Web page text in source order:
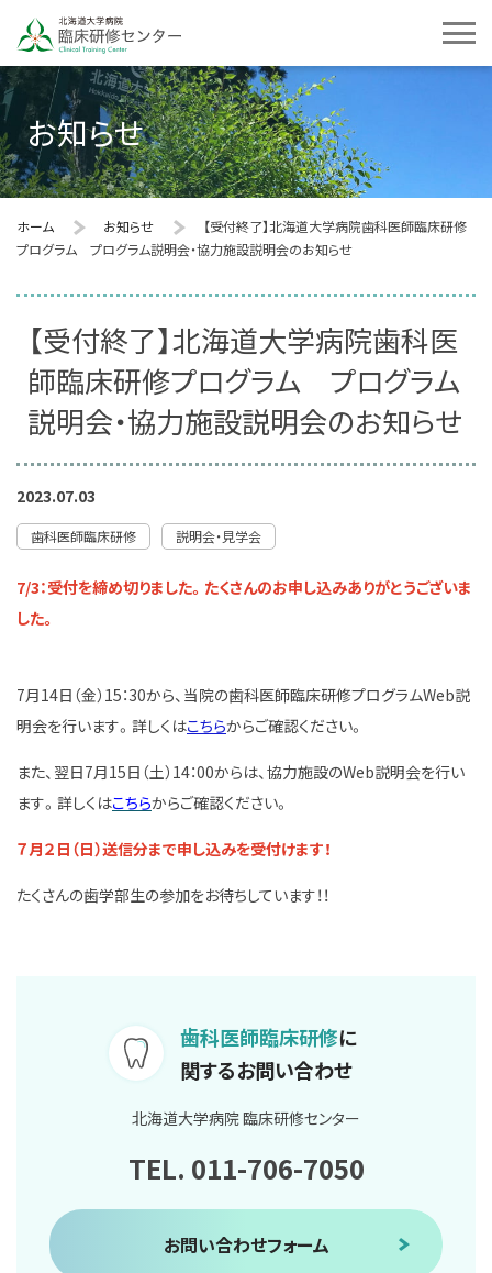
お知らせ
ホーム お知らせ
【受付終了】北海道大学病院歯科医師臨床研修
プログラム プログラム説明会・協力施設説明会のお知らせ
【受付終了】北海道大学病院歯科医
師臨床研修プログラム プログラム
説明会・協力施設説明会のお知らせ
2023.07.03
歯科医師臨床研修 説明会・見学会
7/3：受付を締め切りました。たくさんのお申し込みありがとうございま
した。
7月14日（金）15：30から、当院の歯科医師臨床研修プログラムWeb説
明会を行います。詳しくはこちらからご確認ください。
また、翌日7月15日（土）14：00からは、協力施設のWeb説明会を行い
ます。詳しくはこちらからご確認ください。
７月２日（日）送信分まで申し込みを受付けます！
たくさんの歯学部生の参加をお待ちしています！！
歯科医師臨床研修に
関するお問い合わせ
北海道大学病院 臨床研修センター
TEL. 011-706-7050
お問い合わせフォーム